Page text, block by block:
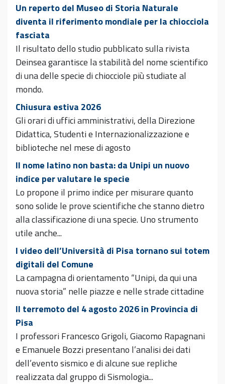
Un reperto del Museo di Storia Naturale
diventa il riferimento mondiale per la chiocciola
fasciata
Il risultato dello studio pubblicato sulla rivista
Deinsea garantisce la stabilità del nome scientifico
di una delle specie di chiocciole più studiate al
mondo.
Chiusura estiva 2026
Gli orari di uffici amministrativi, della Direzione
Didattica, Studenti e Internazionalizzazione e
biblioteche nel mese di agosto
Il nome latino non basta: da Unipi un nuovo
indice per valutare le specie
Lo propone il primo indice per misurare quanto
sono solide le prove scientifiche che stanno dietro
alla classificazione di una specie. Uno strumento
utile anche...
I video dell’Università di Pisa tornano sui totem
digitali del Comune
La campagna di orientamento “Unipi, da qui una
nuova storia” nelle piazze e nelle strade cittadine
Il terremoto del 4 agosto 2026 in Provincia di
Pisa
I professori Francesco Grigoli, Giacomo Rapagnani
e Emanuele Bozzi presentano l’analisi dei dati
dell’evento sismico e di alcune sue repliche
realizzata dal gruppo di Sismologia...